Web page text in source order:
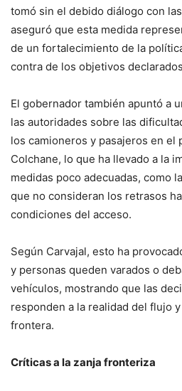
tomó sin el debido diálogo con
aseguró que esta medida
de un fortalecimiento de la
contra de los objetivos
El gobernador también apuntó a
las autoridades sobre las
los camioneros y pasajeros en el
Colchane, lo que ha llevado a la
medidas poco adecuadas, como
que no consideran los retrasos
condiciones del acceso.
Según Carvajal, esto ha
y personas queden varados o
vehículos, mostrando que las
responden a la realidad del flujo
frontera.
Críticas a la zanja fronteriza